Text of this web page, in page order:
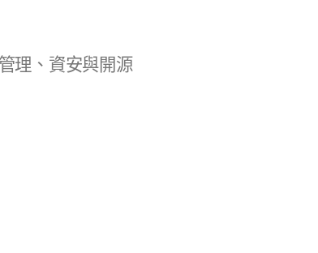
理、資安與開源